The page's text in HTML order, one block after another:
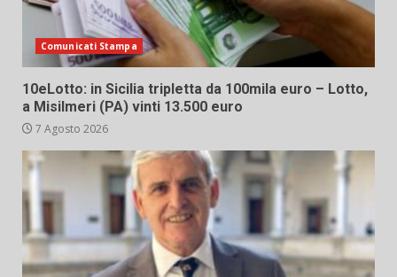
Comunicati Stampa
10eLotto: in Sicilia tripletta da 100mila euro – Lotto,
a Misilmeri (PA) vinti 13.500 euro
7 Agosto 2026